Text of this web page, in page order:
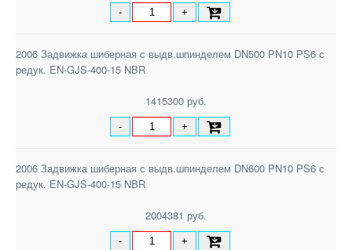
- +
2006 Задвижка шиберная с выдв.шпинделем DN500 PN10 PS6 с
редук. EN-GJS-400-15 NBR
1415300 руб.
- +
2006 Задвижка шиберная с выдв.шпинделем DN600 PN10 PS6 с
редук. EN-GJS-400-15 NBR
2004381 руб.
- +